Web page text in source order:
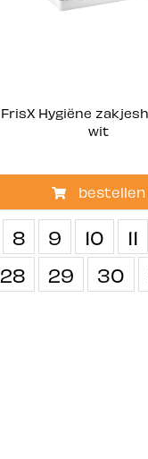
FrisX Hygiëne
wit
bestellen
8 9 10 11
28 29 30